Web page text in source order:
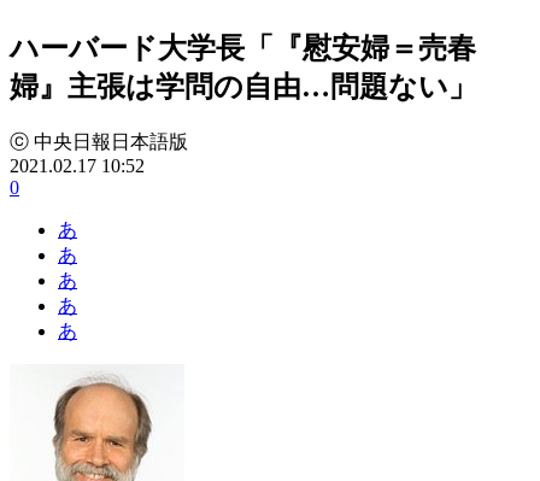
ハーバード大学長「『慰安婦＝売春
婦』主張は学問の自由…問題ない」
ⓒ 中央日報日本語版
2021.02.17 10:52
0
あ
あ
あ
あ
あ